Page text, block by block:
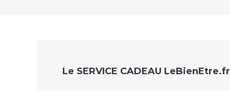
Le SERVICE CADEAU LeBienEtre.fr